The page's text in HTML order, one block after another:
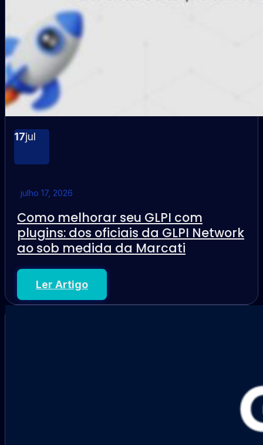
17jul
julho 17, 2026
Como melhorar seu GLPI com
plugins: dos oficiais da GLPI Network
ao sob medida da Marcati
Ler Artigo